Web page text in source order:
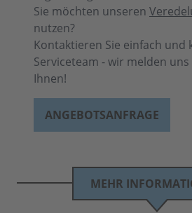
Sie möchten unseren
nutzen?
Kontaktieren Sie einfach und
Serviceteam - wir melden
Ihnen!
ANGEBOTSANFRAGE
MEHR